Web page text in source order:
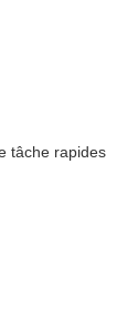
tâche rapides